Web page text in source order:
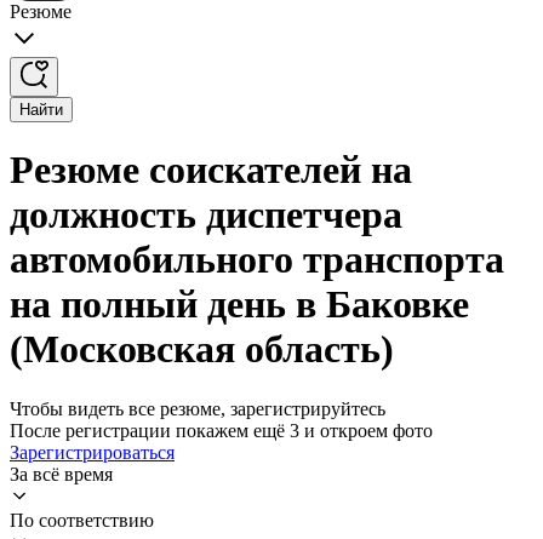
Резюме
Найти
Резюме соискателей на
должность диспетчера
автомобильного транспорта
на полный день в Баковке
(Московская область)
Чтобы видеть все резюме, зарегистрируйтесь
После регистрации покажем ещё 3 и откроем фото
Зарегистрироваться
За всё время
По соответствию